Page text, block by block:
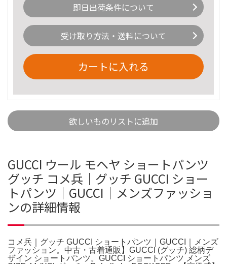
即日出荷条件について
受け取り方法・送料について
カートに入れる
欲しいものリストに追加
GUCCI ウール モヘヤ ショートパンツ
グッチ コメ兵｜グッチ GUCCI ショー
トパンツ｜GUCCI｜メンズファッショ
ンの詳細情報
コメ兵｜グッチ GUCCI ショートパンツ｜GUCCI｜メンズ
ファッション。中古・古着通販】GUCCI (グッチ) 総柄デ
ザイン ショートパンツ。GUCCI ショートパンツ メンズ